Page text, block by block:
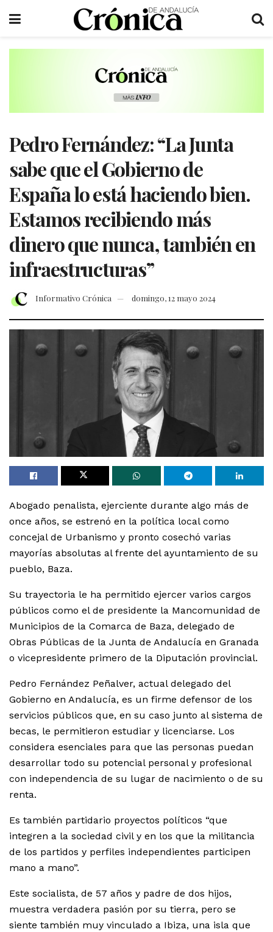
Pedro Fernández: “La Junta
sabe que el Gobierno de
España lo está haciendo bien.
Estamos recibiendo más
dinero que nunca, también en
infraestructuras”
Informativo Crónica domingo, 12 mayo 2024
Abogado penalista, ejerciente durante algo más de
once años, se estrenó en la política local como
concejal de Urbanismo y pronto cosechó varias
mayorías absolutas al frente del ayuntamiento de su
pueblo, Baza.
Su trayectoria le ha permitido ejercer varios cargos
públicos como el de presidente la Mancomunidad de
Municipios de la Comarca de Baza, delegado de
Obras Públicas de la Junta de Andalucía en Granada
o vicepresidente primero de la Diputación provincial.
Pedro Fernández Peñalver, actual delegado del
Gobierno en Andalucía, es un firme defensor de los
servicios públicos que, en su caso junto al sistema de
becas, le permitieron estudiar y licenciarse. Los
considera esenciales para que las personas puedan
desarrollar todo su potencial personal y profesional
con independencia de su lugar de nacimiento o de su
renta.
Es también partidario proyectos políticos “que
integren a la sociedad civil y en los que la militancia
de los partidos y perfiles independientes participen
mano a mano”.
Este socialista, de 57 años y padre de dos hijos,
muestra verdadera pasión por su tierra, pero se
siente también muy vinculado a Ibiza, una isla que